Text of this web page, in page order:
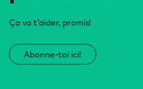
Ça va t’aider, promis!
Abonne-toi ici!